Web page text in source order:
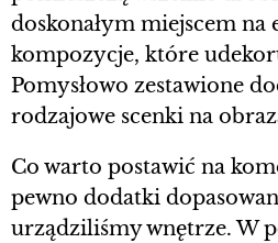
doskonałym miejscem na
kompozycje, które
Pomysłowo zestawione
rodzajowe scenki na
Co warto postawić na
pewno dodatki
urządziliśmy wnętrze. W